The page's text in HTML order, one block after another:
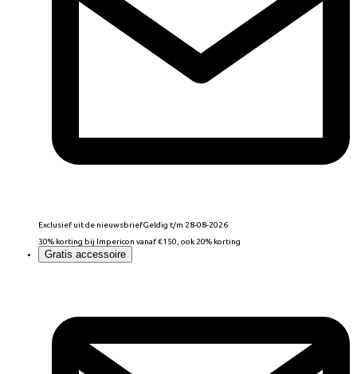
Exclusief uit de nieuwsbriefGeldig t/m 28-08-2026
30% korting bij Impericon vanaf €150, ook 20% korting
Gratis accessoire